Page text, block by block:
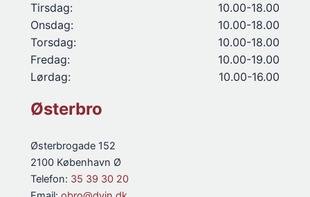
Tirsdag:
10.00-18.00
Onsdag:
10.00-18.00
Torsdag:
10.00-18.00
Fredag:
10.00-19.00
Lørdag:
10.00-16.00
Østerbro
Østerbrogade 152
2100 København Ø
Telefon: 35 39 30 20